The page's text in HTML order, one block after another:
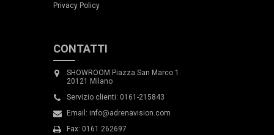
Privacy Policy
CONTATTI
SHOWROOM Piazza San Marco 1
20121 Milano
Servizio clienti: 0161-215843
Email: info@adrenavision.com
Fax: 0161 262697